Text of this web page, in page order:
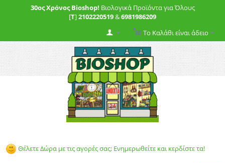
30ος Χρόνος Bioshop! Βιολογικά Προϊόντα για Όλους
[T]2102220519&6981986209
Το Καλάθι είναι άδειο
Θέλετε Δώρα με τις αγορές σας; Ενημερωθείτε και κερδίστε τα!